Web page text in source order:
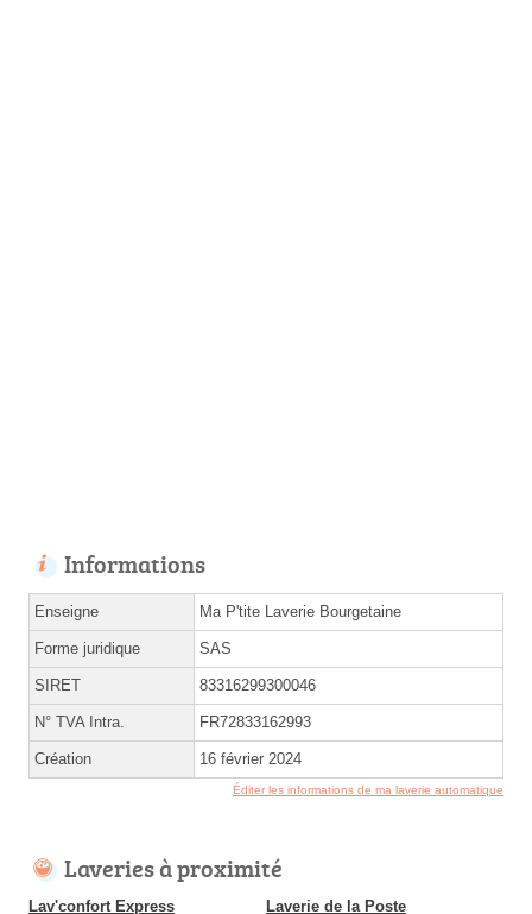
Informations
Enseigne Ma P'tite Laverie Bourgetaine
Forme juridique SAS
SIRET 83316299300046
N° TVA Intra. FR72833162993
Création 16 février 2024
Éditer les informations de ma laverie automatique
Laveries à proximité
Lav'confort Express Laverie de la Poste